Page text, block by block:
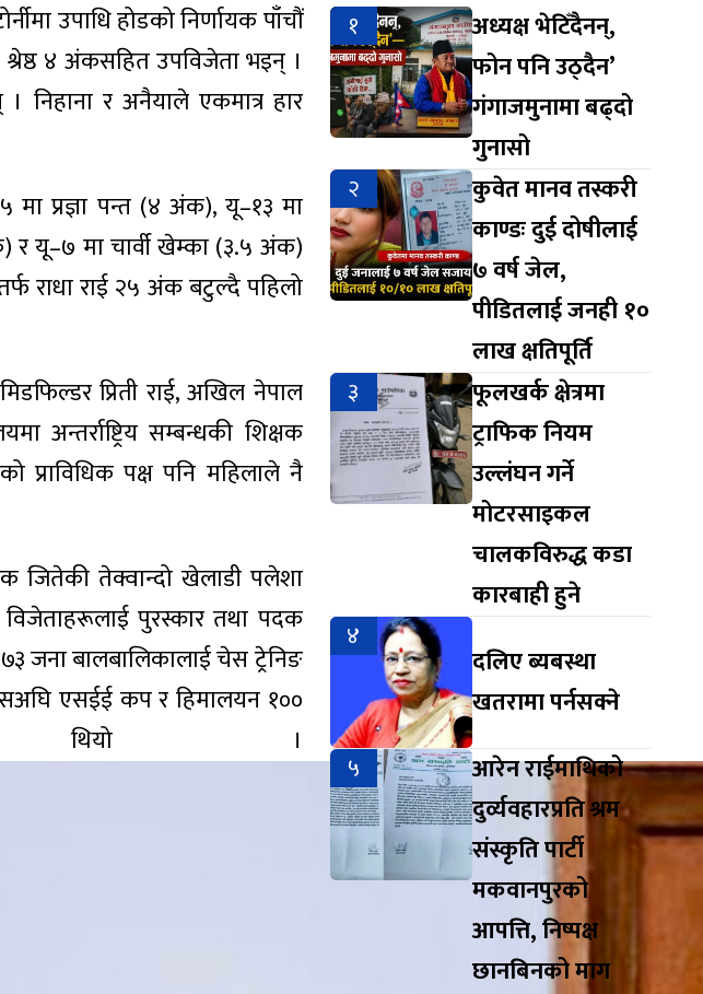
उपाधि होडको निर्णायक पाँचौं
४ अंकसहित उपविजेता भइन् ।
निहाना र अनैयाले एकमात्र हार
प्रज्ञा पन्त (४ अंक), यू–१३ मा
यू–७ मा चार्वी खेम्का (३.५ अंक)
राधा राई २५ अंक बटुल्दै पहिलो
प्रिती राई, अखिल नेपाल
अन्तर्राष्ट्रिय सम्बन्धकी शिक्षक
प्राविधिक पक्ष पनि महिलाले नै
जितेकी तेक्वान्दो खेलाडी पलेशा
विजेताहरूलाई पुरस्कार तथा पदक
जना बालबालिकालाई चेस ट्रेनिङ
एसईई कप र हिमालयन १००
थियो ।
१
अध्यक्ष भेटिँदैनन्,
फोन पनि उठ्दैन’
गंगाजमुनामा बढ्दो
गुनासो
२
कुवेत मानव तस्करी
काण्डः दुई दोषीलाई
७ वर्ष जेल,
पीडितलाई जनही १०
लाख क्षतिपूर्ति
३
फूलखर्क क्षेत्रमा
ट्राफिक नियम
उल्लंघन गर्ने
मोटरसाइकल
चालकविरुद्ध कडा
कारबाही हुने
४
दलिए ब्यबस्था
खतरामा पर्नसक्ने
५
आरेन राईमाथिको
दुर्व्यवहारप्रति श्रम
संस्कृति पार्टी
मकवानपुरको
आपत्ति, निष्पक्ष
छानबिनको माग